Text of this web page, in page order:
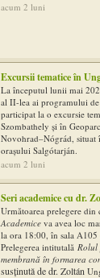
acum 2 luni
Excursii tematice în
La începutul lunii mai
al II-lea ai programului
participat la o excursie
Szombathely și în
Novohrad–Nógrád, situat
orașului Salgótarján.
acum 2 luni
Seri academice cu dr.
Următoarea prelegere din
Academice va avea loc
la ora 18:00, în sala A105
Prelegerea intitutală Rolul
membrană în formarea
susținută dedr. Zoltán